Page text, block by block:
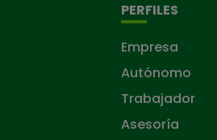
PERFILES
Empresa
Autónomo
Trabajador
Asesoría